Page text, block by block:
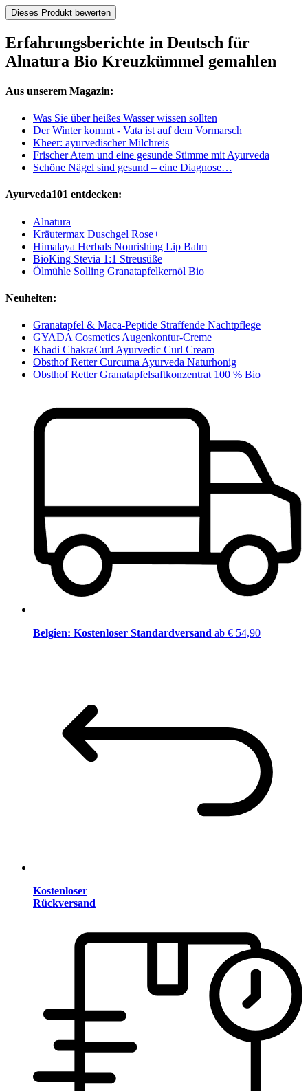
Dieses Produkt bewerten
Erfahrungsberichte in Deutsch für
Alnatura Bio Kreuzkümmel gemahlen
Aus unserem Magazin:
Was Sie über heißes Wasser wissen sollten
Der Winter kommt - Vata ist auf dem Vormarsch
Kheer: ayurvedischer Milchreis
Frischer Atem und eine gesunde Stimme mit Ayurveda
Schöne Nägel sind gesund – eine Diagnose…
Ayurveda101 entdecken:
Alnatura
Kräutermax Duschgel Rose+
Himalaya Herbals Nourishing Lip Balm
BioKing Stevia 1:1 Streusüße
Ölmühle Solling Granatapfelkernöl Bio
Neuheiten:
Granatapfel & Maca-Peptide Straffende Nachtpflege
GYADA Cosmetics Augenkontur-Creme
Khadi ChakraCurl Ayurvedic Curl Cream
Obsthof Retter Curcuma Ayurveda Naturhonig
Obsthof Retter Granatapfelsaftkonzentrat 100 % Bio
Belgien: Kostenloser Standardversand ab € 54,90
Kostenloser
Rückversand